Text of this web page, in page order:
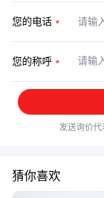
您的电话
您的称呼
发送询价代
猜你喜欢